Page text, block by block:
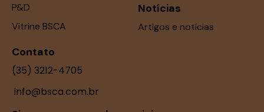
P&D
Vitrine BSCA
Notícias
Artigos e notícias
Contato
(35) 3212-4705
info@bsca.com.br